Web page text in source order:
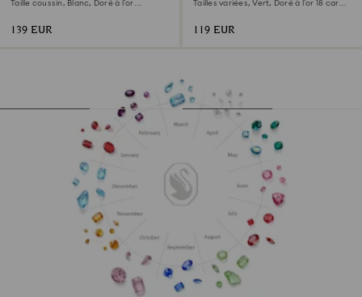
Taille coussin, Blanc, Doré à l’or
139 EUR
Tailles variées, Vert, Doré à l’or 18 carats
119 EUR